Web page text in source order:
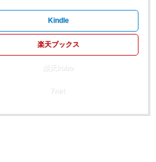
Kindle
楽天ブックス
楽天kobo
7net